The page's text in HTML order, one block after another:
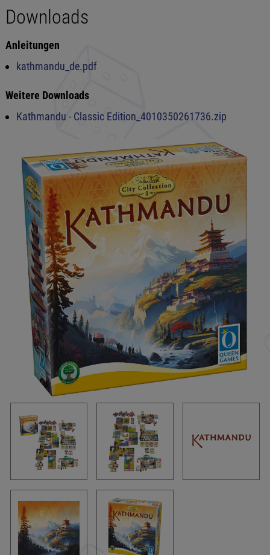
Downloads
Anleitungen
kathmandu_de.pdf
Weitere Downloads
Kathmandu - Classic Edition_4010350261736.zip